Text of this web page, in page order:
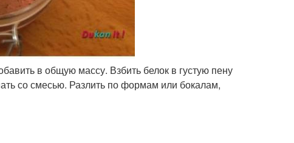
в общую массу. Взбить белок в густую пену
со смесью. Разлить по формам или бокалам,